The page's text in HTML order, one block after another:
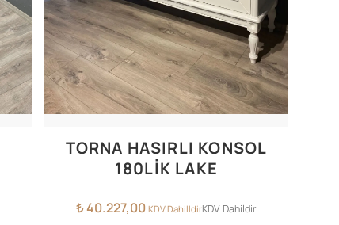
TORNA HASIRLI KONSOL
180LIK LAKE
₺40.227,00 KDV DahilldirKDV Dahildir